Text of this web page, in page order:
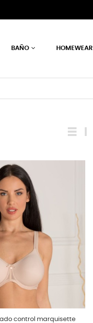
BAÑO HOMEWEAR
control marquisette